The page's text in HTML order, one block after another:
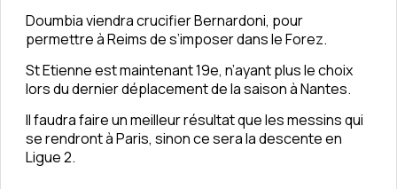
Doumbia viendra crucifier Bernardoni, pour
permettre à Reims de s’imposer dans le Forez.
St Etienne est maintenant 19e, n’ayant plus le choix
lors du dernier déplacement de la saison à Nantes.
Il faudra faire un meilleur résultat que les messins qui
se rendront à Paris, sinon ce sera la descente en
Ligue 2.